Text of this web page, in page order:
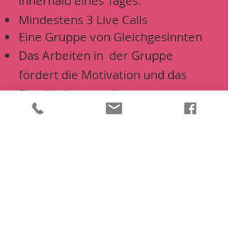
Mindestens 3 Live Calls
Eine Gruppe von Gleichgesinnten
Das Arbeiten in der Gruppe
fördert die Motivation und das
Durchhaltevermögen.
Außerdem inspirieren sich die